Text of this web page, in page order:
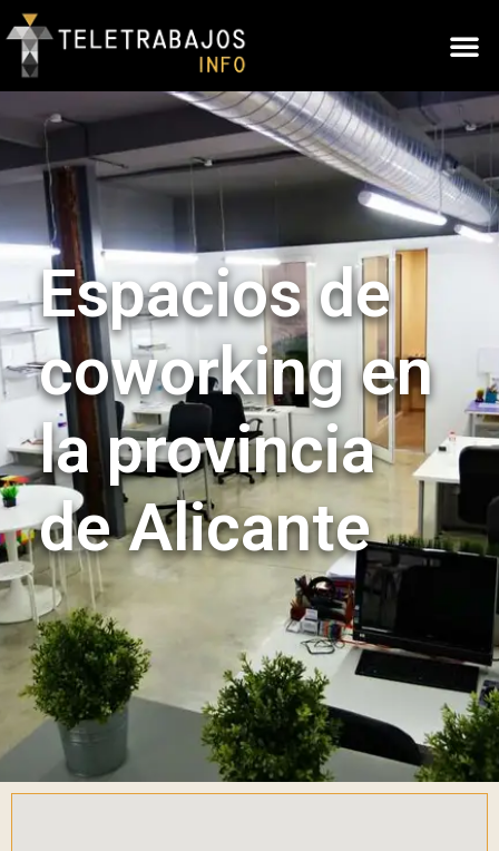
Espacios de
coworking en
la provincia
de Alicante